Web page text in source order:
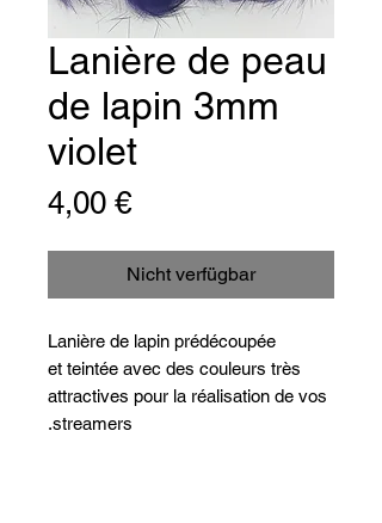
Lanière de peau
de lapin 3mm
violet
4,00 €Preis
Nicht verfügbar
Lanière de lapin prédécoupée
et teintée avec des couleurs très
attractives pour la réalisation de vos
streamers.